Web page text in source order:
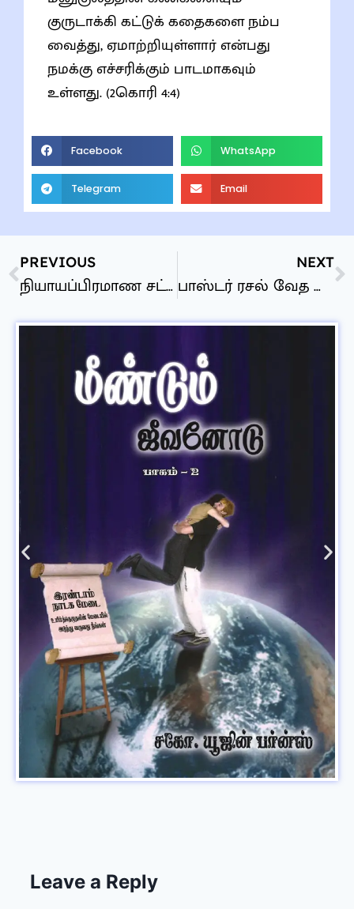
குருடாக்கி கட்டுக் கதைகளை நம்ப
வைத்து, ஏமாற்றியுள்ளார் என்பது
நமக்கு எச்சரிக்கும் பாடமாகவும்
உள்ளது. (2கொரி 4:4)
Facebook WhatsApp
Telegram Email
PREVIOUS
நியாயப்பிரமாண சட்டத்திட்டங்கள்
NEXT
பாஸ்டர் ரசல் வேத மாணவர்களை உருவாக்கினார் யெகோவாவின் சாட்சிகளை அல்ல
Leave a Reply